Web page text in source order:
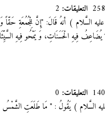
التعليقات:
السَّلام ) أنهُ قَالَ: "إِنَّ لِلْجُمُعَةِ
يُضَاعِفُ فِيهِ الْحَسَنَاتِ، وَ يَمْحُو فِيهِ
التعليقات:
السَّلام ) يَقُولُ : " مَا طَلَعَتِ الشَّمْسُ